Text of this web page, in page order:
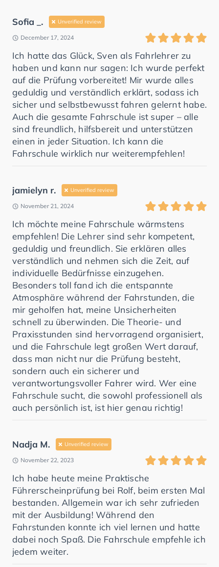
Sofia _. Unverified review
December 17, 2024
Ich hatte das Glück, Sven als Fahrlehrer zu
haben und kann nur sagen: Ich wurde perfekt
auf die Prüfung vorbereitet! Mir wurde alles
geduldig und verständlich erklärt, sodass ich
sicher und selbstbewusst fahren gelernt habe.
Auch die gesamte Fahrschule ist super – alle
sind freundlich, hilfsbereit und unterstützen
einen in jeder Situation. Ich kann die
Fahrschule wirklich nur weiterempfehlen!
jamielyn r. Unverified review
November 21, 2024
Ich möchte meine Fahrschule wärmstens
empfehlen! Die Lehrer sind sehr kompetent,
geduldig und freundlich. Sie erklären alles
verständlich und nehmen sich die Zeit, auf
individuelle Bedürfnisse einzugehen.
Besonders toll fand ich die entspannte
Atmosphäre während der Fahrstunden, die
mir geholfen hat, meine Unsicherheiten
schnell zu überwinden. Die Theorie- und
Praxisstunden sind hervorragend organisiert,
und die Fahrschule legt großen Wert darauf,
dass man nicht nur die Prüfung besteht,
sondern auch ein sicherer und
verantwortungsvoller Fahrer wird. Wer eine
Fahrschule sucht, die sowohl professionell als
auch persönlich ist, ist hier genau richtig!
Nadja M. Unverified review
November 22, 2023
Ich habe heute meine Praktische
Führerscheinprüfung bei Rolf, beim ersten Mal
bestanden. Allgemein war ich sehr zufrieden
mit der Ausbildung! Während den
Fahrstunden konnte ich viel lernen und hatte
dabei noch Spaß. Die Fahrschule empfehle ich
jedem weiter.